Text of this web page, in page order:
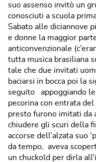
suo assenso invitò un
conosciuti a scuola
Sabato alle diciannove
e donne la maggior
anticonvenzionale
tutta musica brasiliana
tale che due invitati
baciarsi in bocca poi la
seguito appoggiando
pecorina con entrata
presto furono imitati da
chiudere gli scuri della
accorse dell’alzata suo
da tempo, aveva
un chuckold per dirla